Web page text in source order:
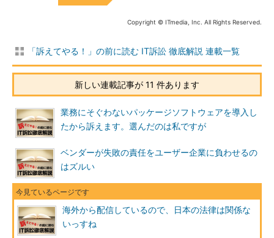
Copyright © ITmedia, Inc. All Rights Reserved.
「訴えてやる！」の前に読む IT訴訟 徹底解説 連載一覧
新しい連載記事が 11 件あります
業務にそぐわないパッケージソフトウェアを導入し
たから訴えます。選んだのは私ですが
ベンダーが失敗の責任をユーザー企業に負わせるの
はズルい
海外から配信しているので、日本の法律は関係な
いっすね